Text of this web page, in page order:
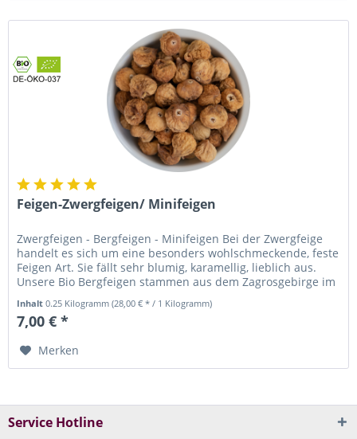
Feigen-Zwergfeigen/ Minifeigen
Zwergfeigen - Bergfeigen - Minifeigen Bei der Zwergfeige
handelt es sich um eine besonders wohlschmeckende, feste
Feigen Art. Sie fällt sehr blumig, karamellig, lieblich aus.
Unsere Bio Bergfeigen stammen aus dem Zagrosgebirge im
Inhalt0.25 Kilogramm(28,00 € * / 1 Kilogramm)
7,00 € *
Merken
Service Hotline